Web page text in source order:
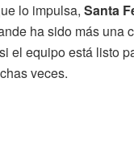
lo impulsa, Santa
ha sido más una
el equipo está listo
veces.